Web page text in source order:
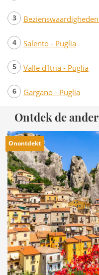
Salento - Puglia
Valle d'Itria - Puglia
Gargano - Puglia
Ontdek de
Onontdekt